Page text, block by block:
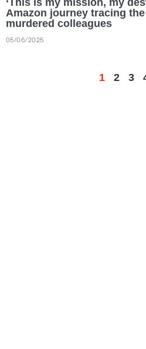
‘This is my mission, my
Amazon journey tracing
murdered colleagues
05/06/2025
1 2 3